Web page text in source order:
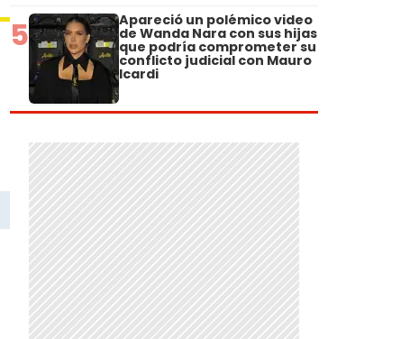
5 Apareció un polémico video
de Wanda Nara con sus hijas
que podría comprometer su
conflicto judicial con Mauro
Icardi